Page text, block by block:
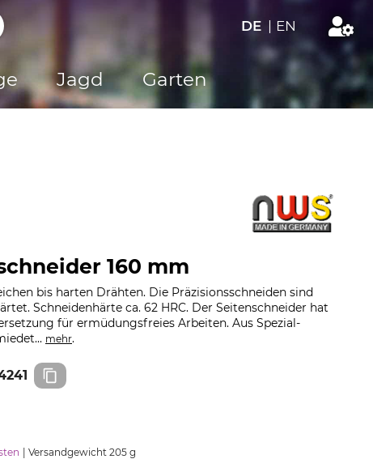
DE | EN
Jagd Garten
160 mm
bis harten Drähten. Die Präzisionsschneiden sind
Schneidenhärte ca. 62 HRC. Der Seitenschneider hat
für ermüdungsfreies Arbeiten. Aus Spezial-
mehr.
Versandgewicht 205 g